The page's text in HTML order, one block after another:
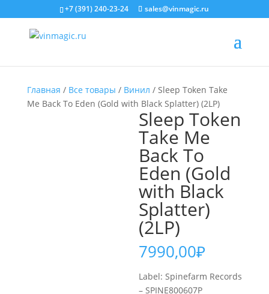
+7 (391) 240-23-24 sales@vinmagic.ru
Главная / Все товары / Винил / Sleep Token Take
Me Back To Eden (Gold with Black Splatter) (2LP)
Sleep Token
Take Me
Back To
Eden (Gold
with Black
Splatter)
(2LP)
7990,00₽
Label: Spinefarm Records
– SPINE800607P